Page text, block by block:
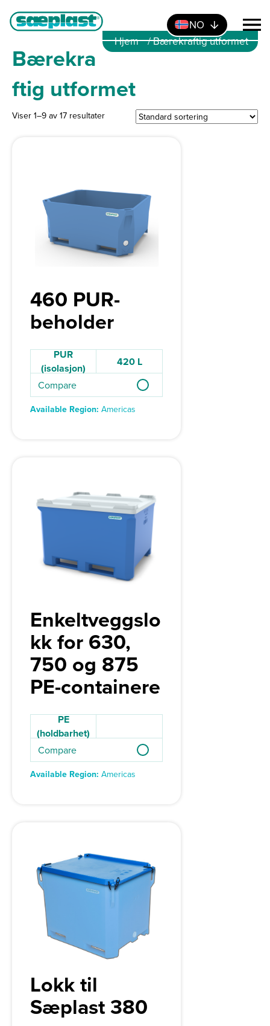
NO
Hjem / Bærekraftig utformet
Bærekra
ftig utformet
Viser 1–9 av 17 resultater
460 PUR-
beholder
PUR
(isolasjon)
420 L
Compare
Available Region: Americas
Enkeltveggslo
kk for 630,
750 og 875
PE-containere
PE
(holdbarhet)
Compare
Available Region: Americas
Lokk til
Sæplast 380